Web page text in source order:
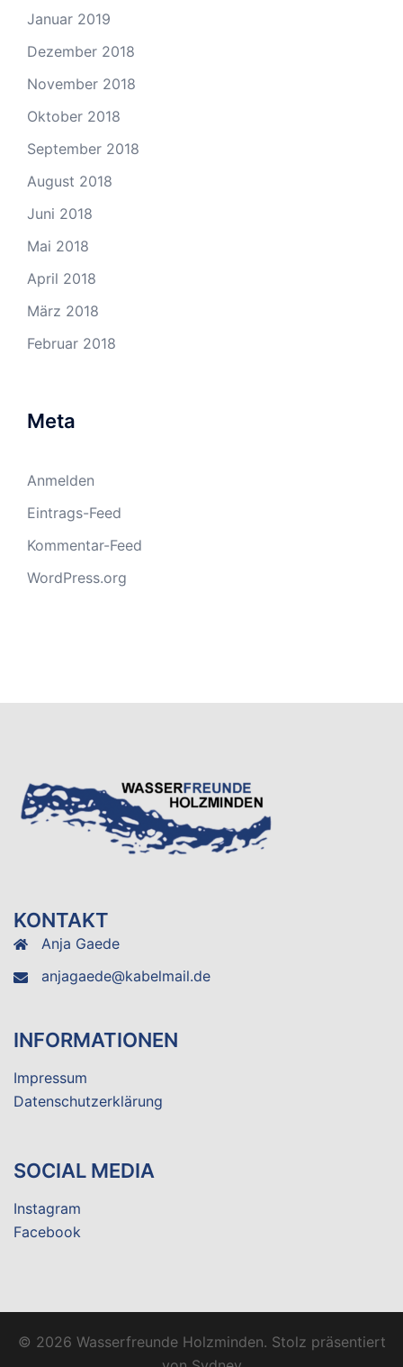
Januar 2019
Dezember 2018
November 2018
Oktober 2018
September 2018
August 2018
Juni 2018
Mai 2018
April 2018
März 2018
Februar 2018
Meta
Anmelden
Eintrags-Feed
Kommentar-Feed
WordPress.org
KONTAKT
Anja Gaede
anjagaede@kabelmail.de
INFORMATIONEN
Impressum
Datenschutzerklärung
SOCIAL MEDIA
Instagram
Facebook
© 2026 Wasserfreunde Holzminden. Stolz präsentiert